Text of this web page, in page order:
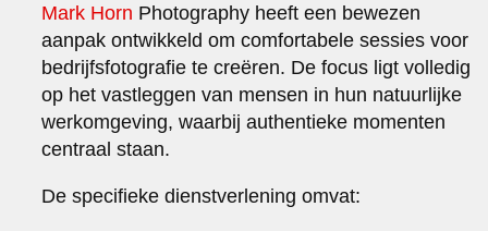
Mark Horn Photography heeft een bewezen
aanpak ontwikkeld om comfortabele sessies voor
bedrijfsfotografie te creëren. De focus ligt volledig
op het vastleggen van mensen in hun natuurlijke
werkomgeving, waarbij authentieke momenten
centraal staan.
De specifieke dienstverlening omvat: